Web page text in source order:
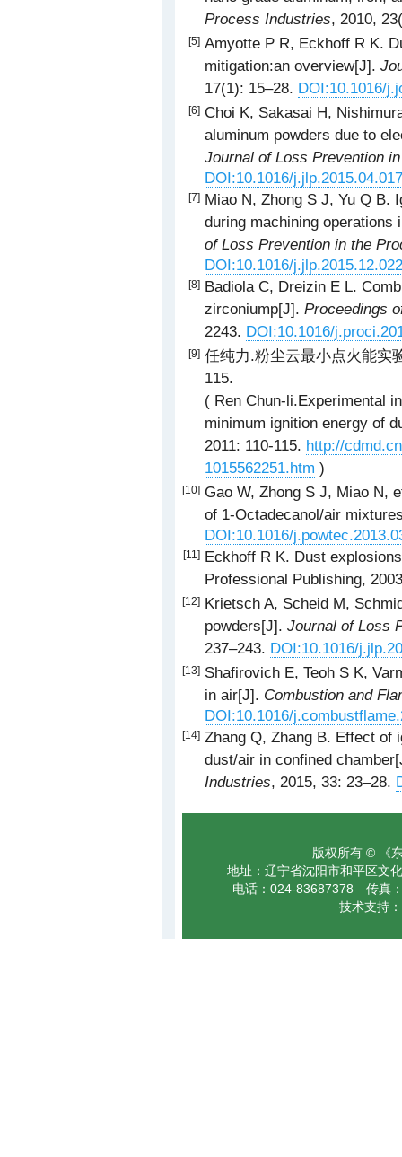
Process Industries, 2010,
[5] Amyotte P R, Eckhoff R K.
mitigation:an overview[J].
17(1): 15–28. DOI:10.1016/
[6] Choi K, Sakasai H,
aluminum powders due to
Journal of Loss Prevention
DOI:10.1016/j.jlp.2015.04.017
[7] Miao N, Zhong S J, Yu Q B.
during machining
of Loss Prevention in the
DOI:10.1016/j.jlp.2015.12.022
[8] Badiola C, Dreizin E L.
zirconiump[J]. Proceedings
2243. DOI:10.1016/
[9] 任纯力.粉尘云最小点火能实
115.
( Ren Chun-li.Experimental
minimum ignition energy of
2011: 110-115. http://
1015562251.htm )
[10] Gao W, Zhong S J, Miao N,
of 1-Octadecanol/air
DOI:10.1016/
[11] Eckhoff R K. Dust
Professional Publishing,
[12] Krietsch A, Scheid M,
powders[J]. Journal of Loss
237–243. DOI:10.1016/
[13] Shafirovich E, Teoh S K,
in air[J]. Combustion and
DOI:10.1016/
[14] Zhang Q, Zhang B. Effect of
dust/air in confined
Industries, 2015, 33: 23–28.